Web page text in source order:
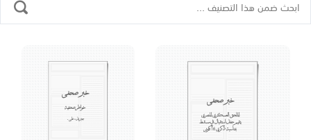
خبر صحفي
خواطر صحفية
جبريل، علي.
خبر صحفي
الملحق العسكري المصري
يقيم حفل استقبال في مسقط
بمناسبة ذكرى 6 أكتوبر